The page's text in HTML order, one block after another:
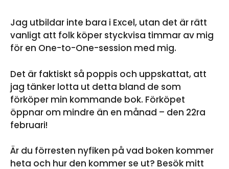
Jag utbildar inte bara i Excel, utan det är rätt
vanligt att folk köper styckvisa timmar av mig
för en One-to-One-session med mig.
Det är faktiskt så poppis och uppskattat, att
jag tänker lotta ut detta bland de som
förköper min kommande bok. Förköpet
öppnar om mindre än en månad – den 22ra
februari!
Är du förresten nyfiken på vad boken kommer
heta och hur den kommer se ut? Besök mitt